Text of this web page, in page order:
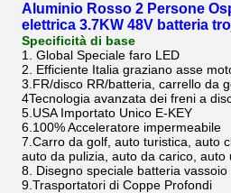
Aluminio Rosso 2 Persone
elettrica 3.7KW 48V batteria
Specificità di base
1. Global Speciale faro LED
2. Efficiente Italia graziano asse
3.FR/disco RR/batteria, carrello da
4Tecnologia avanzata dei freni a
5.USA Importato Unico E-KEY
6.100% Acceleratore impermeabile
7.Carro da golf, auto turistica, auto
auto da pulizia, auto da carico, auto
8. Disegno speciale batteria vassoio
9.Trasportatori di Coppe Profondi